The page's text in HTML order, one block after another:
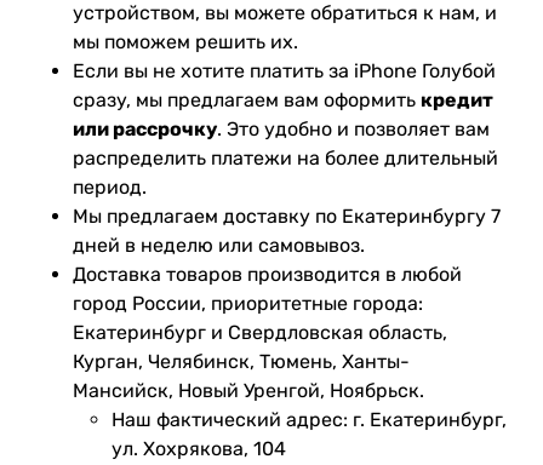
устройством, вы можете обратиться к нам, и
мы поможем решить их.
Если вы не хотите платить за iPhone Голубой
сразу, мы предлагаем вам оформить кредит
или рассрочку. Это удобно и позволяет вам
распределить платежи на более длительный
период.
Мы предлагаем доставку по Екатеринбургу 7
дней в неделю или самовывоз.
Доставка товаров производится в любой
город России, приоритетные города:
Екатеринбург и Свердловская область,
Курган, Челябинск, Тюмень, Ханты-
Мансийск, Новый Уренгой, Ноябрьск.
Наш фактический адрес: г. Екатеринбург,
ул. Хохрякова, 104